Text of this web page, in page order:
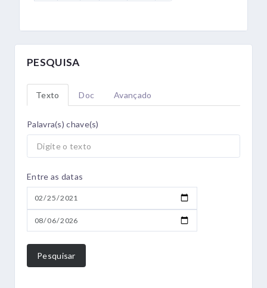
PESQUISA
Texto Doc Avançado
Palavra(s) chave(s)
Entre as datas
Pesquisar